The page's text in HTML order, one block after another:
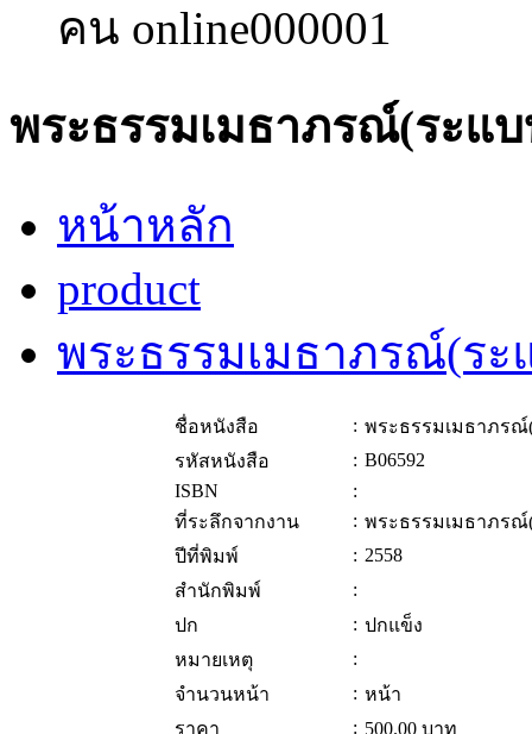
คน online000001
พระธรรมเมธาภรณ์(ระแ
หน้าหลัก
product
พระธรรมเมธาภรณ์(ร
ชื่อหนังสือ : พระธรรมเมธาภร
รหัสหนังสือ
: B06592
ISBN
:
ที่ระลึกจากงาน
: พระธรรมเมธาภร
ปีที่พิมพ์
: 2558
สำนักพิมพ์
:
ปก
: ปกแข็ง
หมายเหตุ
:
จำนวนหน้า
: หน้า
ราคา
: 500.00 บาท